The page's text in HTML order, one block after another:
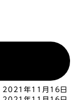
2021年11月16日